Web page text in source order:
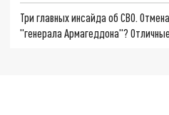
Три главных инсайда об СВО.
"генерала Армагеддона"?